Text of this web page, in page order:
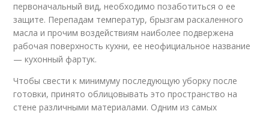
первоначальный вид, необходимо позаботиться о ее
защите. Перепадам температур, брызгам раскаленного
масла и прочим воздействиям наиболее подвержена
рабочая поверхность кухни, ее неофициальное название
— кухонный фартук.
Чтобы свести к минимуму последующую уборку после
готовки, принято облицовывать это пространство на
стене различными материалами. Одним из самых